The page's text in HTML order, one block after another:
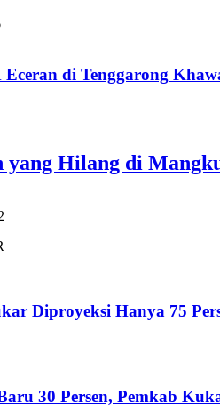
Eceran di Tenggarong
yang Hilang di
Diproyeksi Hanya 75
30 Persen, Pemkab